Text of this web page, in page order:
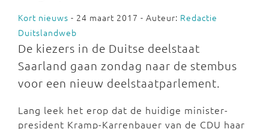
Kort nieuws - 24 maart 2017 - Auteur: Redactie
Duitslandweb
De kiezers in de Duitse deelstaat
Saarland gaan zondag naar de stembus
voor een nieuw deelstaatparlement.
Lang leek het erop dat de huidige minister-
president Kramp-Karrenbauer van de CDU haar